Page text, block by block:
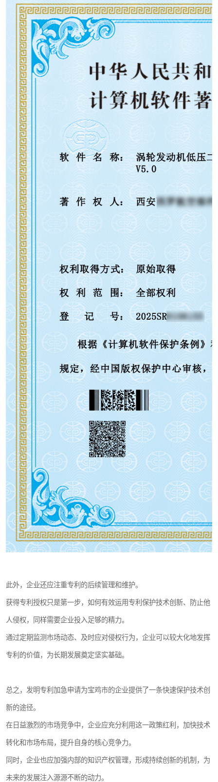
此外，企业还应注重专利的后续管理和维护。
获得专利授权只是第一步，如何有效运用专利保护技术创新、防止他
人侵权，同样需要企业投入足够的精力。
通过定期监测市场动态、及时应对侵权行为，企业可以较大化地发挥
专利的价值，为长期发展奠定坚实基础。
总之，发明专利加急申请为宝鸡市的企业提供了一条快速保护技术创
新的途径。
在日益激烈的市场竞争中，企业应充分利用这一政策红利，加快技术
转化和市场布局，提升自身的核心竞争力。
同时，企业也应加强内部的知识产权管理，形成持续创新的机制，为
未来的发展注入源源不断的动力。